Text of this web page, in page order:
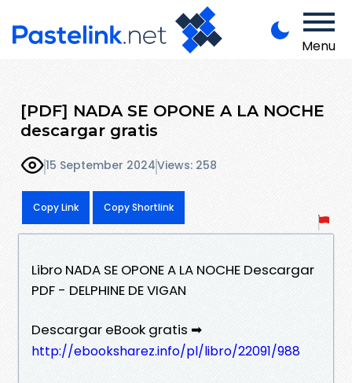
Menu
[PDF] NADA SE OPONE A LA NOCHE
descargar gratis
15 September 2024Views: 258
Copy Link Copy Shortlink
Libro NADA SE OPONE A LA NOCHE Descargar
PDF - DELPHINE DE VIGAN
Descargar eBook gratis ➡
http://ebooksharez.info/pl/libro/22091/988